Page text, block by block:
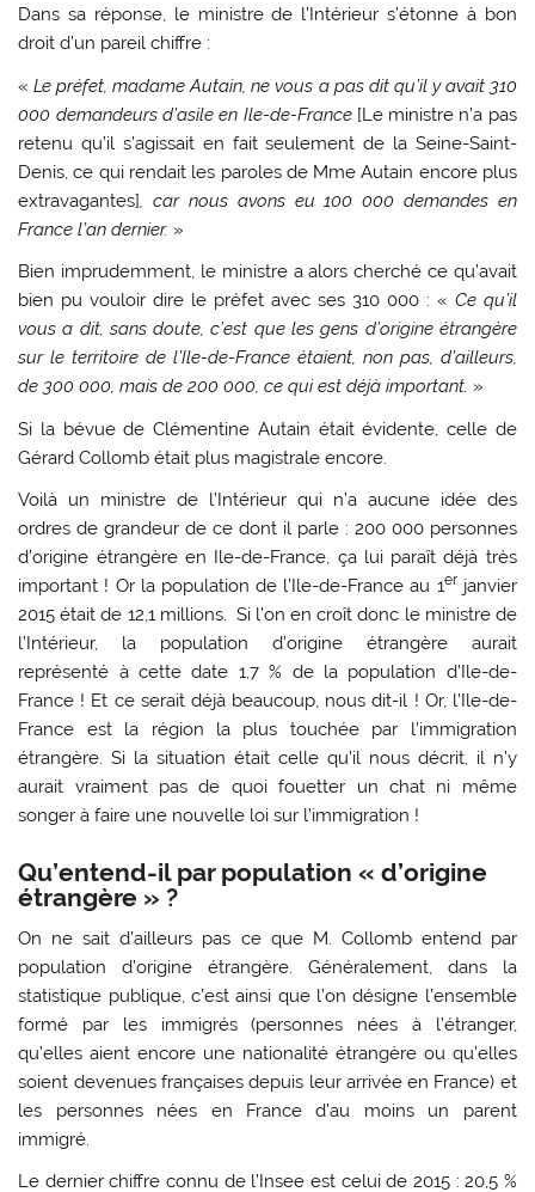
Dans sa réponse, le ministre de l’Intérieur s’étonne à bon
droit d’un pareil chiffre :
«Le préfet, madame Autain, ne vous a pas dit qu’il y avait 310
000 demandeurs d’asile en Ile-de-France [Le ministre n’a pas
retenu qu’il s’agissait en fait seulement de la Seine-Saint-
Denis, ce qui rendait les paroles de Mme Autain encore plus
extravagantes], car nous avons eu 100 000 demandes en
France l’an dernier. »
Bien imprudemment, le ministre a alors cherché ce qu’avait
bien pu vouloir dire le préfet avec ses 310 000 : « Ce qu’il
vous a dit, sans doute, c’est que les gens d’origine étrangère
sur le territoire de l’Ile-de-France étaient, non pas, d’ailleurs,
de 300 000, mais de 200 000, ce qui est déjà important. »
Si la bévue de Clémentine Autain était évidente, celle de
Gérard Collomb était plus magistrale encore.
Voilà un ministre de l’Intérieur qui n’a aucune idée des
ordres de grandeur de ce dont il parle : 200 000 personnes
d’origine étrangère en Ile-de-France, ça lui paraît déjà très
important ! Or la population de l’Ile-de-France au 1er janvier
2015 était de 12,1 millions. Si l’on en croît donc le ministre de
l’Intérieur, la population d’origine étrangère aurait
représenté à cette date 1,7 % de la population d’Ile-de-
France ! Et ce serait déjà beaucoup, nous dit-il ! Or, l’Ile-de-
France est la région la plus touchée par l’immigration
étrangère. Si la situation était celle qu’il nous décrit, il n’y
aurait vraiment pas de quoi fouetter un chat ni même
songer à faire une nouvelle loi sur l’immigration !
Qu’entend-il par population « d’origine
étrangère » ?
On ne sait d’ailleurs pas ce que M. Collomb entend par
population d’origine étrangère. Généralement, dans la
statistique publique, c’est ainsi que l’on désigne l’ensemble
formé par les immigrés (personnes nées à l’étranger,
qu’elles aient encore une nationalité étrangère ou qu’elles
soient devenues françaises depuis leur arrivée en France) et
les personnes nées en France d’au moins un parent
immigré.
Le dernier chiffre connu de l’Insee est celui de 2015 : 20,5 %